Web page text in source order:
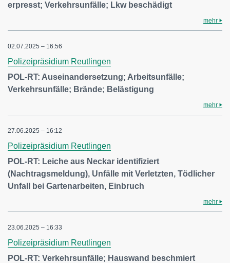
erpresst; Verkehrsunfälle; Lkw beschädigt
mehr
02.07.2025 – 16:56
Polizeipräsidium Reutlingen
POL-RT: Auseinandersetzung; Arbeitsunfälle;
Verkehrsunfälle; Brände; Belästigung
mehr
27.06.2025 – 16:12
Polizeipräsidium Reutlingen
POL-RT: Leiche aus Neckar identifiziert
(Nachtragsmeldung), Unfälle mit Verletzten, Tödlicher
Unfall bei Gartenarbeiten, Einbruch
mehr
23.06.2025 – 16:33
Polizeipräsidium Reutlingen
POL-RT: Verkehrsunfälle; Hauswand beschmiert